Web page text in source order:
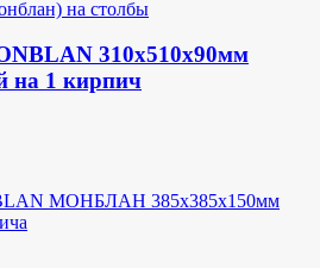
на столбы
310х510х90мм
на 1 кирпич